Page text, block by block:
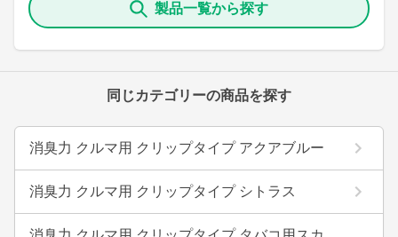
製品一覧から探す
同じカテゴリーの商品を探す
消臭力 クルマ用 クリップタイプ アクアブルー
消臭力 クルマ用 クリップタイプ シトラス